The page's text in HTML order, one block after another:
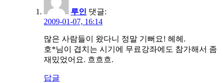
루인 댓글:
2009-01-07, 16:14
많은 사람들이 왔다니 정말 기뻐요! 헤헤.
호*님이 겹치는 시기에 무료강좌에도 참가해서 좀
재밌었어요. 흐흐흐.
답글